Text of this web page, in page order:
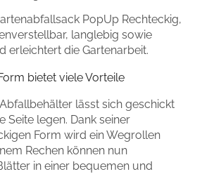
PopUp Rechteckig,
langlebig sowie
erleichtert die Gartenarbeit.
bietet viele Vorteile
lässt sich geschickt
Seite legen. Dank seiner
Form wird ein Wegrollen
Rechen können nun
in einer bequemen und